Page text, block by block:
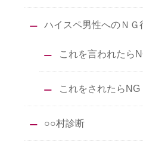
ハイスペ男性へのＮＧ
これを言われたら
これをされたらNG
○○村診断